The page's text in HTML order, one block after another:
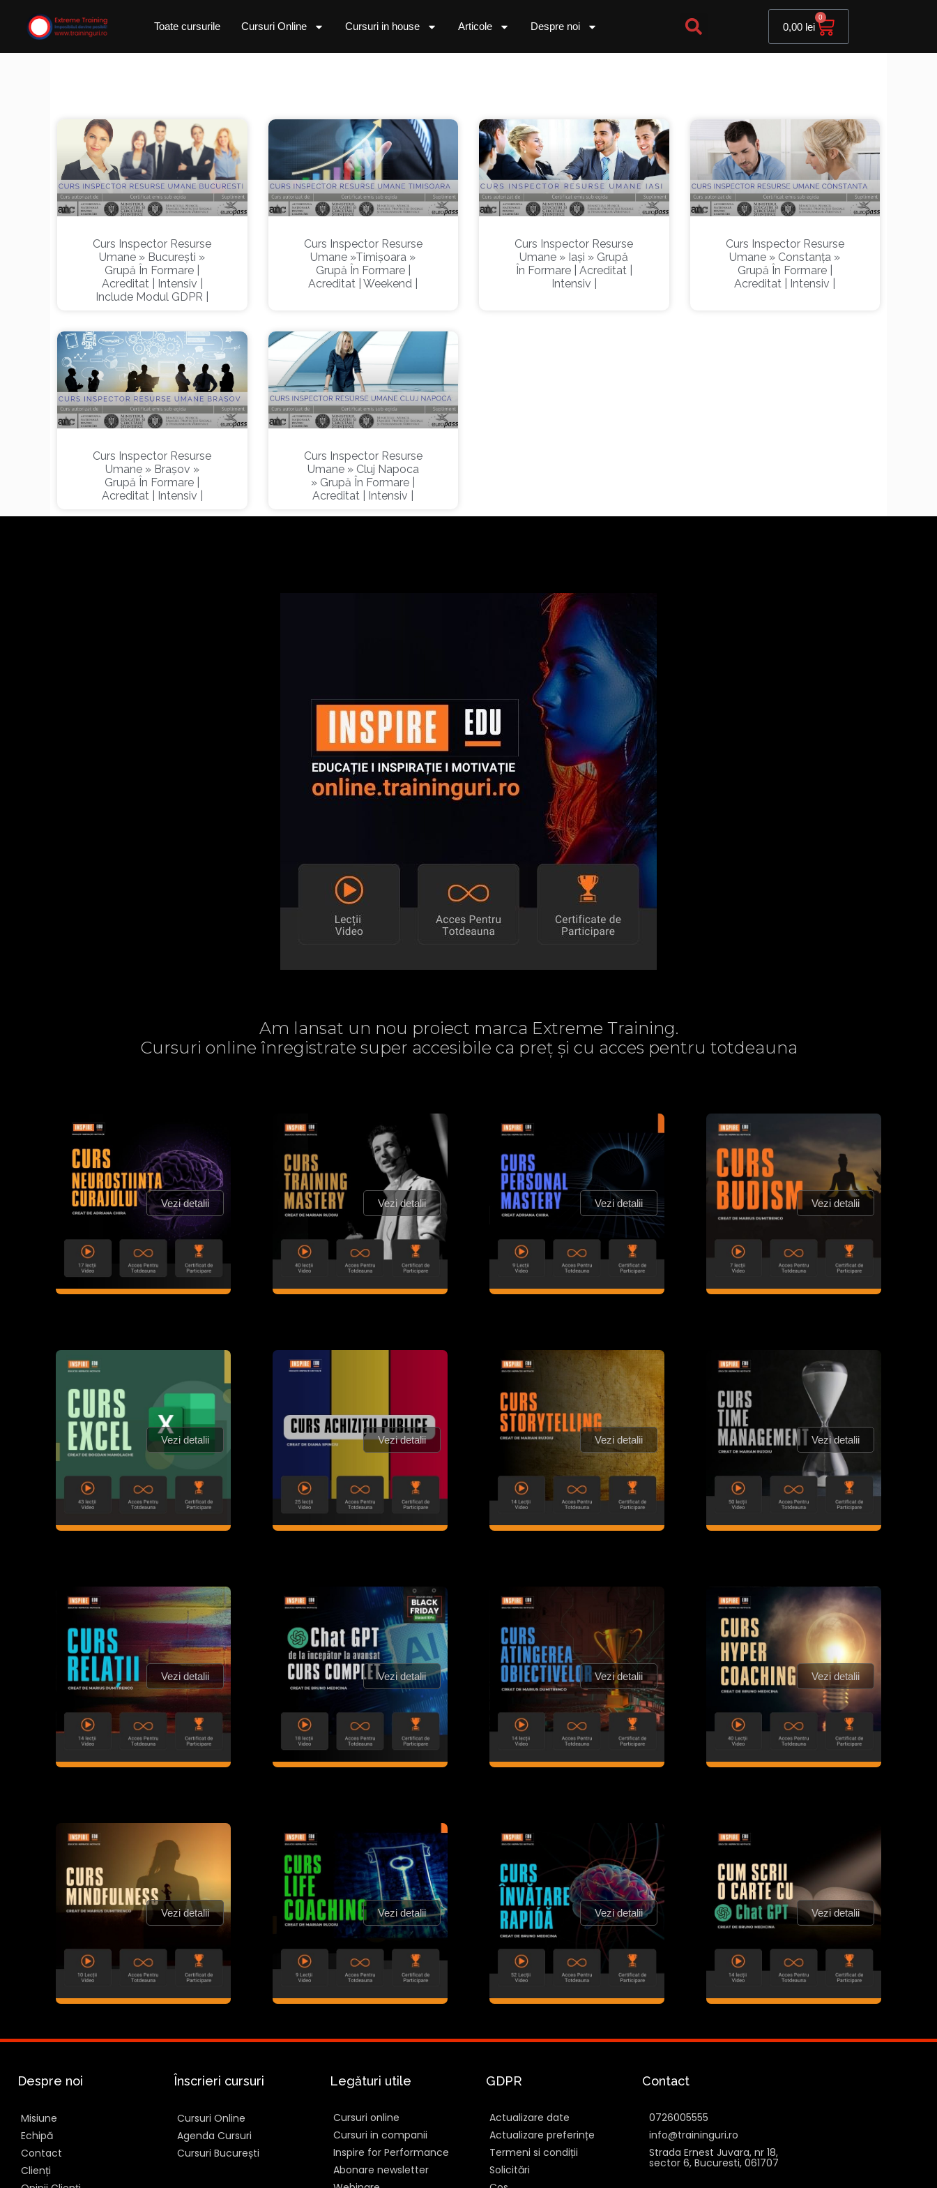
content
Toate cursurile Cursuri Online Cursuri in house Articole Despre noi 0,00 lei
0
Cart
Curs Inspector Resurse
Umane » București »
Grupă În Formare |
Acreditat | Intensiv |
Include Modul GDPR |
Curs Inspector Resurse
Umane »Timișoara »
Grupă În Formare |
Acreditat | Weekend |
Curs Inspector Resurse
Umane » Iași » Grupă
În Formare | Acreditat |
Intensiv |
Curs Inspector Resurse
Umane » Constanța »
Grupă În Formare |
Acreditat | Intensiv |
Curs Inspector Resurse
Umane » Brașov »
Grupă În Formare |
Acreditat | Intensiv |
Curs Inspector Resurse
Umane » Cluj Napoca
» Grupă În Formare |
Acreditat | Intensiv |
Am lansat un nou proiect marca Extreme Training.
Cursuri online înregistrate super accesibile ca preț și cu acces pentru totdeauna
Vezi detalii Vezi detalii Vezi detalii Vezi detalii
Vezi detalii Vezi detalii Vezi detalii Vezi detalii
Vezi detalii Vezi detalii Vezi detalii Vezi detalii
Vezi detalii Vezi detalii Vezi detalii Vezi detalii
Despre noi
Misiune
Echipă
Contact
Clienți
Înscrieri cursuri
Cursuri Online
Agenda Cursuri
Cursuri București
Legături utile
Cursuri online
Cursuri in companii
Inspire for Performance
Abonare newsletter
GDPR
Actualizare date
Actualizare preferințe
Termeni si condiții
Solicitări
Contact
0726005555
info@traininguri.ro
Strada Ernest Juvara, nr 18,
sector 6, Bucuresti, 061707